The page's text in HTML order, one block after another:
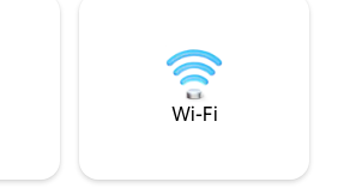
súkromnej
priamo do
chodníkoch,
Apartmán
mesta a diaľničných
na štúdium, prácu
bicyklovanie, dni
prístup na
Wi-Fi